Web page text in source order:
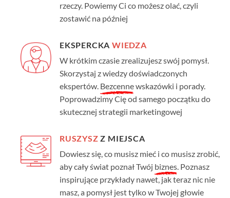
rzeczy. Powiemy Ci co możesz olać, czyli
zostawić na później
EKSPERCKAWIEDZA
W krótkim czasie zrealizujesz swój pomysł.
Skorzystaj z wiedzy doświadczonych
ekspertów. Bezcennewskazówki i porady.
Poprowadzimy Cię od samego początku do
skutecznej strategii marketingowej
RUSZYSZ Z MIEJSCA
Dowiesz się, co musisz mieć i co musisz zrobić,
aby cały świat poznał Twój biznes. Poznasz
inspirujące przykłady nawet, jak teraz nic nie
masz, a pomysł jest tylko w Twojej głowie